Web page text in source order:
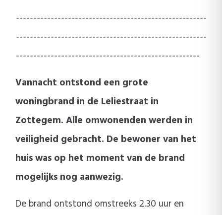
-------------------------------------------------------
-------------------------------------------------------
-----------------------------------------------------
Vannacht ontstond een grote
woningbrand in de Leliestraat in
Zottegem. Alle omwonenden werden in
veiligheid gebracht. De bewoner van het
huis was op het moment van de brand
mogelijks nog aanwezig.
De brand ontstond omstreeks 2.30 uur en